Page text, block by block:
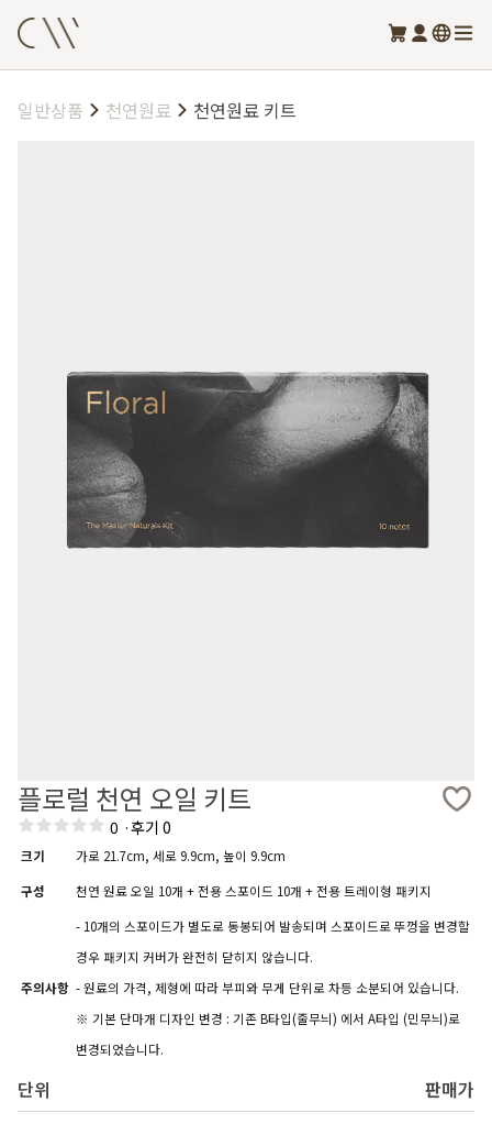
일반상품 천연원료 천연원료 키트
플로럴 천연 오일 키트
0 ·후기 0
크기
가로 21.7cm, 세로 9.9cm, 높이 9.9cm
구성
천연 원료 오일 10개 + 전용 스포이드 10개 + 전용 트레이형 패키지
주의사항
- 10개의 스포이드가 별도로 동봉되어 발송되며 스포이드로 뚜껑을 변경할
경우 패키지 커버가 완전히 닫히지 않습니다.
- 원료의 가격, 제형에 따라 부피와 무게 단위로 차등 소분되어 있습니다.
※ 기본 단마개 디자인 변경 : 기존 B타입(줄무늬) 에서 A타입 (민무늬)로
변경되었습니다.
단위
판매가